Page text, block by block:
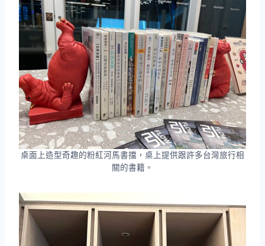
桌面上造型奇趣的粉紅河馬書擋，桌上提供跟許多台灣旅行相
關的書籍。